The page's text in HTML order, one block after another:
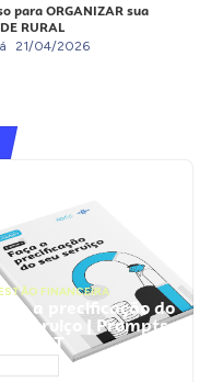
para ORGANIZAR sua
RURAL
21/04/2026
FINANCEIRA
Faça a precificação do
seu serviço | Prompts
ChatGPT